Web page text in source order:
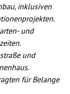
inklusiven
und
und
für Belange